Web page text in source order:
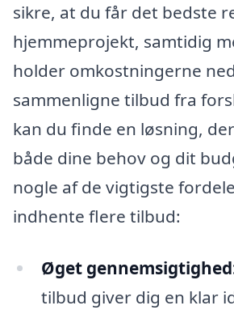
sikre, at du får det bedste
hjemmeprojekt, samtidig
holder omkostningerne
sammenligne tilbud fra
kan du finde en løsning,
både dine behov og dit
nogle af de vigtigste
indhente flere tilbud:
Øget
tilbud giver dig en klar